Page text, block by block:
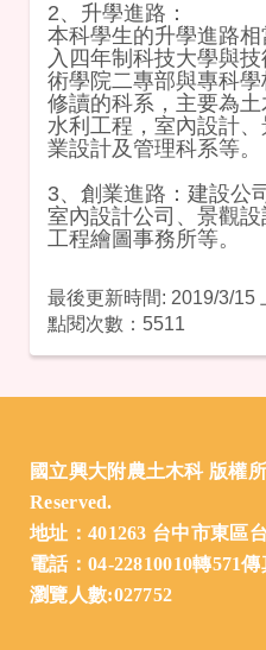
2、升學進路：
本科學生的升學進路
入四年制科技大學與
術學院二專部與專科
修讀的科系，主要為土
水利工程，室內設計
業設計及管理科系等。
3、創業進路：建設公
室內設計公司、景觀
工程繪圖事務所等。
最後更新時間: 2019/3/15
點閱次數：5511
國立興大附農土木科 版權
Reserved.
地址：401263 台中市東區
電話：04-22810010轉571
瀏覽人數:027752